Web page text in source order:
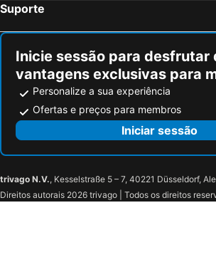
Suporte
Inicie sessão para desfrutar
vantagens exclusivas para
Personalize a sua experiência
Ofertas e preços para membros
Iniciar sessão
trivago N.V., Kesselstraße 5 – 7, 40221 Düsseldorf,
Direitos autorais 2026 trivago | Todos os direitos